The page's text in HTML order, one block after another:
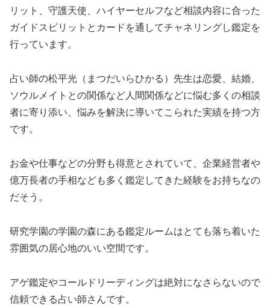
リット、守護天使、ハイヤーセルフなど相談内容に合った
ガイドスピリットとカードを通してチャネリングし鑑定を
行っています。
占い師の松平光（まつだいらひかる）先生は恋愛、結婚、
ソウルメイトとの関係など人間関係などに悩む多くの相談
者に寄り添い、悩みを解決に導いてこられた実績を持つ方
です。
お金や仕事などの分野も得意とされていて、企業経営者や
億万長者の手相なども多く鑑定してきた経験をお持ちなの
だそう。
研究学園の学園の森にある鑑定ルームはとても落ち着いた
雰囲気の居心地のいい空間です。
アゲ鑑定やコールドリーディングは絶対になさらないので
信頼できる占い師さんです。